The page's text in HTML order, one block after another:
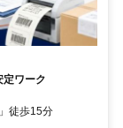
ワーク
徒歩15分